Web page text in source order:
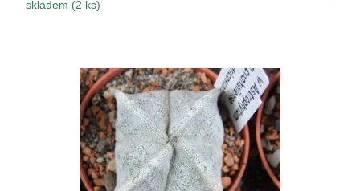
skladem (2 ks)